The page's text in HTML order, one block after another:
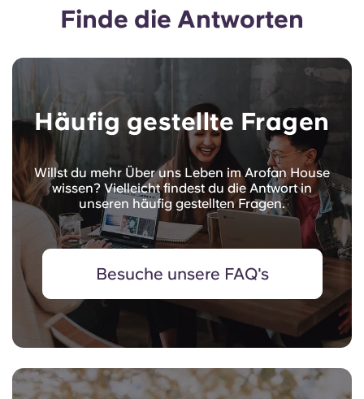
Finde die Antworten
Häufig gestellte Fragen
Willst du mehr Über uns Leben im Arofan House
wissen? Vielleicht findest du die Antwort in
unseren häufig gestellten Fragen.
Besuche unsere FAQ's